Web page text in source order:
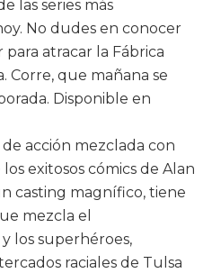
las series más
No dudes en conocer
para atracar la Fábrica
Corre, que mañana se
Disponible en
de acción mezclada con
exitosos cómics de Alan
casting magnífico, tiene
mezcla el
los superhéroes,
raciales de Tulsa